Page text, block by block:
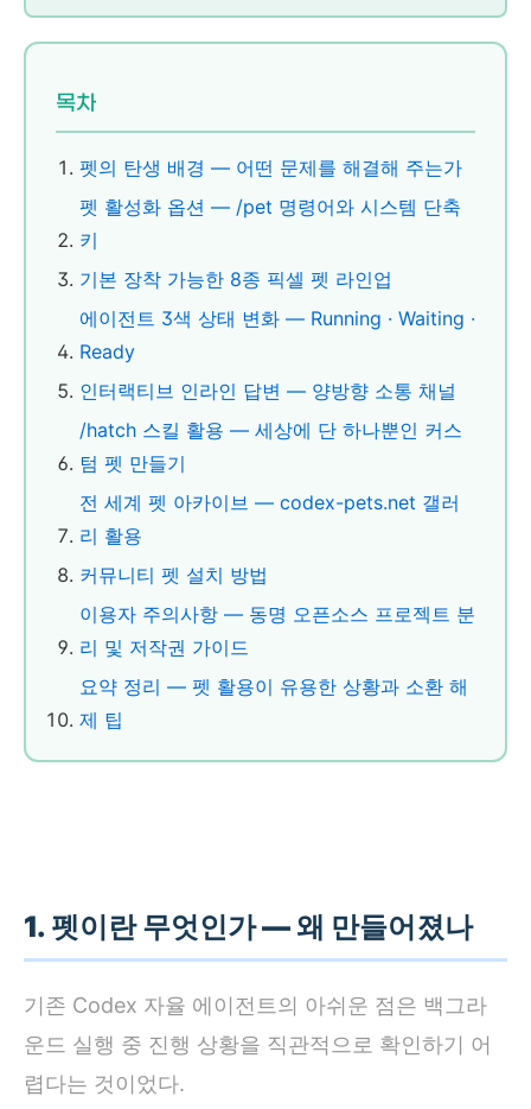
목차
펫의 탄생 배경 — 어떤 문제를 해결해 주는가
펫 활성화 옵션 — /pet 명령어와 시스템 단축
키
기본 장착 가능한 8종 픽셀 펫 라인업
에이전트 3색 상태 변화 — Running · Waiting ·
Ready
인터랙티브 인라인 답변 — 양방향 소통 채널
/hatch 스킬 활용 — 세상에 단 하나뿐인 커스
텀 펫 만들기
전 세계 펫 아카이브 — codex-pets.net 갤러
리 활용
커뮤니티 펫 설치 방법
이용자 주의사항 — 동명 오픈소스 프로젝트 분
리 및 저작권 가이드
요약 정리 — 펫 활용이 유용한 상황과 소환 해
제 팁
1. 펫이란 무엇인가 — 왜 만들어졌나
기존 Codex 자율 에이전트의 아쉬운 점은 백그라
운드 실행 중 진행 상황을 직관적으로 확인하기 어
렵다는 것이었다.